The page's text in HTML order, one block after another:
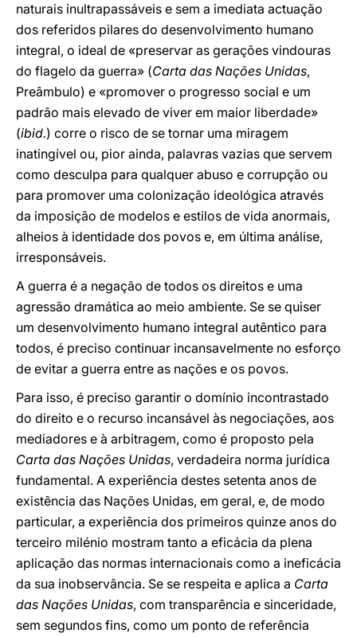
naturais inultrapassáveis e sem a imediata actuação
dos referidos pilares do desenvolvimento humano
integral, o ideal de «preservar as gerações vindouras
do flagelo da guerra» (Carta das Nações Unidas,
Preâmbulo) e «promover o progresso social e um
padrão mais elevado de viver em maior liberdade»
(ibid.) corre o risco de se tornar uma miragem
inatingível ou, pior ainda, palavras vazias que servem
como desculpa para qualquer abuso e corrupção ou
para promover uma colonização ideológica através
da imposição de modelos e estilos de vida anormais,
alheios à identidade dos povos e, em última análise,
irresponsáveis.
A guerra é a negação de todos os direitos e uma
agressão dramática ao meio ambiente. Se se quiser
um desenvolvimento humano integral autêntico para
todos, é preciso continuar incansavelmente no esforço
de evitar a guerra entre as nações e os povos.
Para isso, é preciso garantir o domínio incontrastado
do direito e o recurso incansável às negociações, aos
mediadores e à arbitragem, como é proposto pela
Carta das Nações Unidas, verdadeira norma jurídica
fundamental. A experiência destes setenta anos de
existência das Nações Unidas, em geral, e, de modo
particular, a experiência dos primeiros quinze anos do
terceiro milénio mostram tanto a eficácia da plena
aplicação das normas internacionais como a ineficácia
da sua inobservância. Se se respeita e aplica a Carta
das Nações Unidas, com transparência e sinceridade,
sem segundos fins, como um ponto de referência